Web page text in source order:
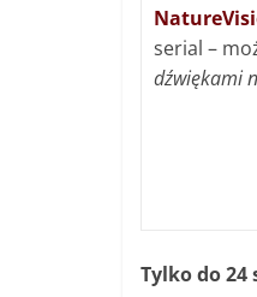
serial –
dźwiękami
Tylko do